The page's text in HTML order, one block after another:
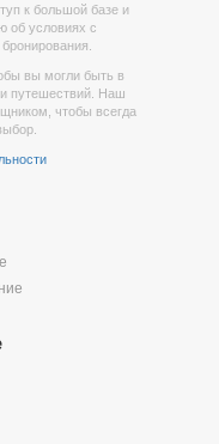
к большой базе и
об условиях с
вы могли быть в
путешествий. Наш
чтобы всегда